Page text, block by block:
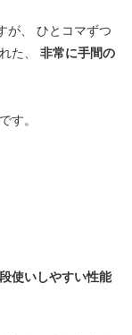
が、 ひとコマずつ
た、 非常に手間の
す。
使いしやすい性能